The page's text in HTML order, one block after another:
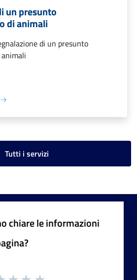
un presunto
di animali
di un presunto
Tutti i servizi
chiare le informazioni